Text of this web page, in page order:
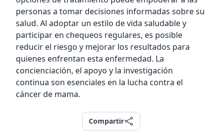
personas a tomar decisiones informadas sobre su
salud. Al adoptar un estilo de vida saludable y
participar en chequeos regulares, es posible
reducir el riesgo y mejorar los resultados para
quienes enfrentan esta enfermedad. La
concienciación, el apoyo y la investigación
continua son esenciales en la lucha contra el
cáncer de mama.
Compartir
Compartir